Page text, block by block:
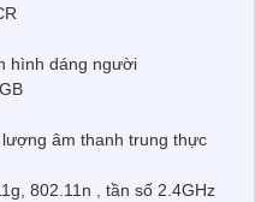
hình dáng người
âm thanh trung thực
802.11n , tần số 2.4GHz